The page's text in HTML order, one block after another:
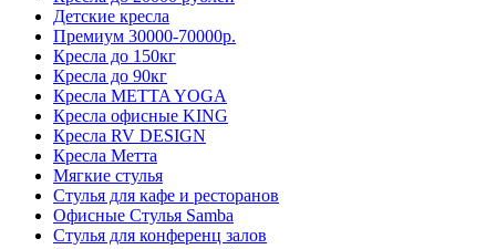
Детские кресла
Премиум 30000-70000р.
Кресла до 150кг
Кресла до 90кг
Кресла METTA YOGA
Кресла офисные KING
Кресла RV DESIGN
Кресла Метта
Мягкие стулья
Стулья для кафе и ресторанов
Офисные Стулья Samba
Стулья для конференц залов